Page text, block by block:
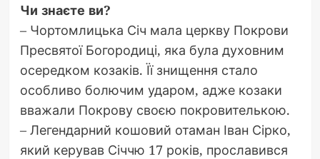
Чи знаєте ви?
– Чортомлицька Січ мала церкву Покрови
Пресвятої Богородиці, яка була духовним
осередком козаків. Її знищення стало
особливо болючим ударом, адже козаки
вважали Покрову своєю покровителькою.
– Легендарний кошовий отаман Іван Сірко,
який керував Січчю 17 років, прославився